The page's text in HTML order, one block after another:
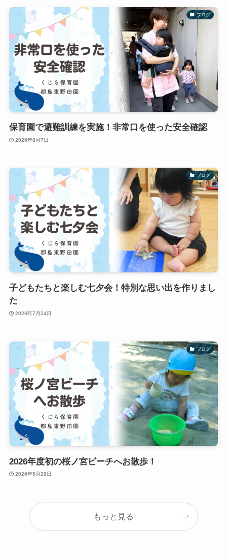
ブログ
保育園で避難訓練を実施！非常口を使った安全確認
2026年8月7日
ブログ
子どもたちと楽しむ七夕会！特別な思い出を作りまし
た
2026年7月24日
ブログ
2026年度初の桜ノ宮ビーチへお散歩！
2026年5月29日
もっと見る